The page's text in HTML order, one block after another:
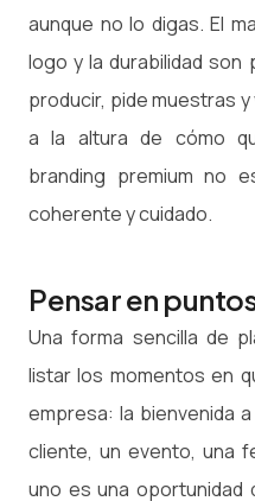
aunque no lo digas. El
logo y la durabilidad son
producir, pide muestras
a la altura de cómo
branding premium no
coherente y cuidado.
Pensar en
Una forma sencilla de
listar los momentos en
empresa: la bienvenida
cliente, un evento, una
uno es una oportunidad